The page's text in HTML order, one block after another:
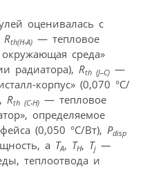
оценивалась с
Rth(H-A) — тепловое
среда»
радиатора), Rth (J–C) —
корпус» (0,070 °C/
Rth (C-H) — тепловое
определяемое
(0,050 °C/Вт), Рdisp
а TA, TH, Tj —
теплоотвода и